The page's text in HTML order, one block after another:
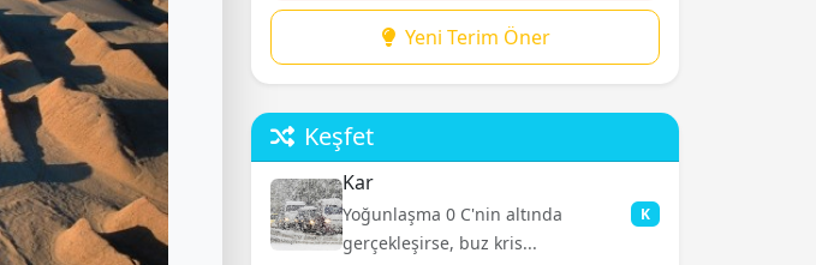
Yeni Terim Öner
Keşfet
Kar
Yoğunlaşma 0 C'nin altında
gerçekleşirse, buz kris...
K